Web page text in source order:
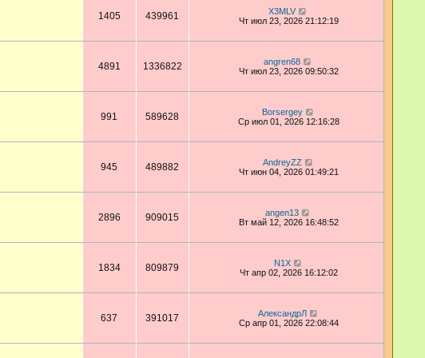
1405 439961
X3MLV
Чт июл 23, 2026 21:12:19
4891 1336822
angren68
Чт июл 23, 2026 09:50:32
991 589628
Borsergey
Ср июл 01, 2026 12:16:28
945 489882
AndreyZZ
Чт июн 04, 2026 01:49:21
2896 909015
angen13
Вт май 12, 2026 16:48:52
1834 809879
N1X
Чт апр 02, 2026 16:12:02
637 391017
АлександрЛ
Ср апр 01, 2026 22:08:44